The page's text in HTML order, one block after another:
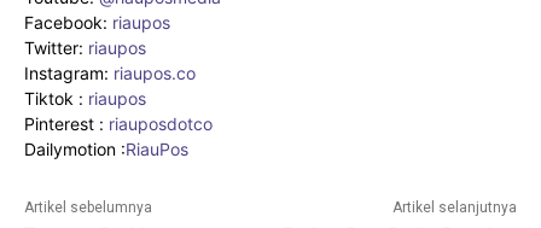
Facebook: riaupos
Twitter: riaupos
Instagram: riaupos.co
Tiktok : riaupos
Pinterest : riauposdotco
Dailymotion :RiauPos
Artikel sebelumnya Artikel selanjutnya